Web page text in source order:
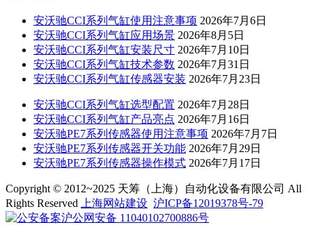
安沃驰CCI系列气缸使用注意事项 2026年7月6日
安沃驰CCI系列气缸应用场景 2026年8月5日
安沃驰CCI系列气缸安装尺寸 2026年7月10日
安沃驰CCI系列气缸技术参数 2026年7月31日
安沃驰CCI系列气缸传感器安装 2026年7月23日
安沃驰CCI系列气缸选型配置 2026年7月28日
安沃驰CCI系列气缸产品亮点 2026年7月16日
安沃驰PE7系列传感器使用注意事项 2026年7月7日
安沃驰PE7系列传感器开关功能 2026年7月29日
安沃驰PE7系列传感器操作模式 2026年7月17日
Copyright © 2012~2025 天筹（上海）自动化设备有限公司 All
Rights Reserved 上海网站建设 沪ICP备12019378号-79
沪公网安备 11040102700886号